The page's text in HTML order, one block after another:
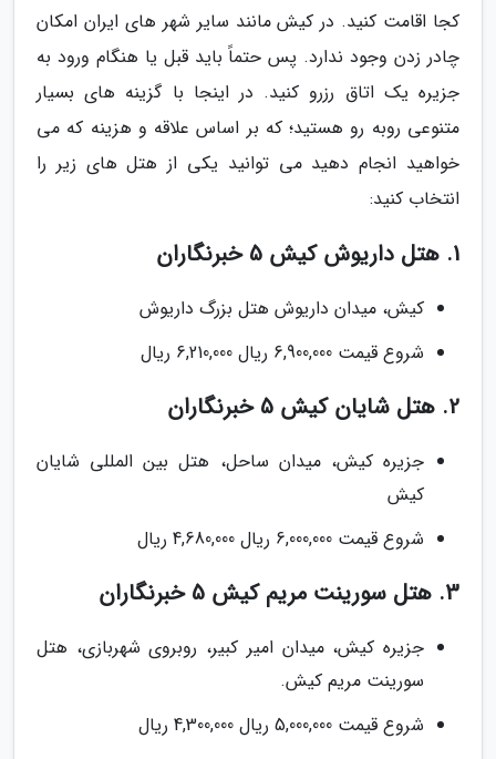
کجا اقامت کنید. در کیش مانند سایر شهر های ایران امکان
چادر زدن وجود ندارد. پس حتماً باید قبل یا هنگام ورود به
جزیره یک اتاق رزرو کنید. در اینجا با گزینه های بسیار
متنوعی روبه رو هستید؛ که بر اساس علاقه و هزینه که می
خواهید انجام دهید می توانید یکی از هتل های زیر را
انتخاب کنید:
1. هتل داریوش کیش 5 خبرنگاران
کیش، میدان داریوش هتل بزرگ داریوش
شروع قیمت 6,900,000 ریال 6,210,000 ریال
2. هتل شایان کیش 5 خبرنگاران
جزیره کیش، میدان ساحل، هتل بین المللی شایان
کیش
شروع قیمت 6,000,000 ریال 4,680,000 ریال
3. هتل سورینت مریم کیش 5 خبرنگاران
جزیره کیش، میدان امیر کبیر، روبروى شهربازى، هتل
سورینت مریم کیش.
شروع قیمت 5,000,000 ریال 4,300,000 ریال